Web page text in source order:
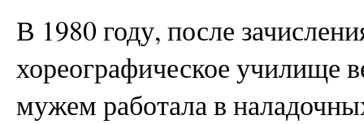
В 1980 году, после
хореографическое училище
мужем работала в